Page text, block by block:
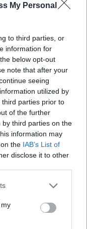
My Personal
to third parties, or
information for
below opt-out
note that after your
seeing
utilized by
parties prior to
of the further
third parties on the
information may
the IAB’s List of
disclose it to other
smeroch (výškovo,
lícovanie a
a prehľadné
doplnkov a
používaní.
a plynulý chod a
pôsobia elegantne a
ideálne pre moderné
dôraz na praktickosť aj
mm
mm